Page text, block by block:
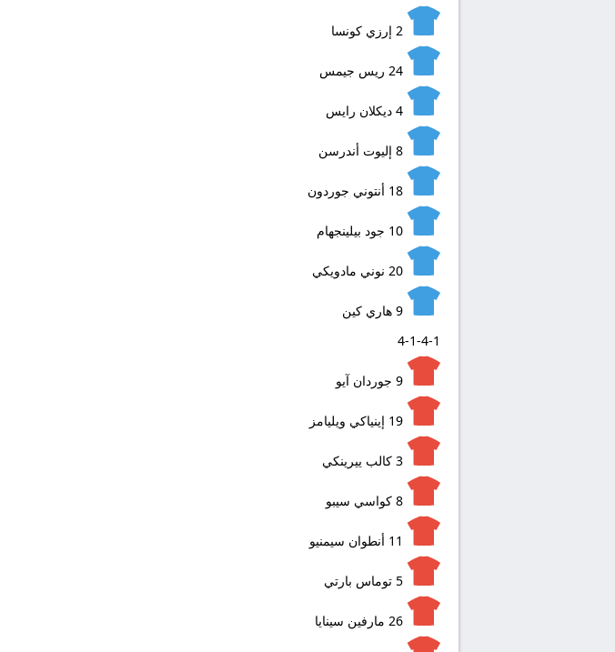
2 إرزي كونسا
24 ريس جيمس
4 ديكلان رايس
8 إليوت أندرسن
18 أنتوني جوردون
10 جود بيلينجهام
20 نوني مادويكي
9 هاري كين
4-1-4-1
9 جوردان آيو
19 إينياكي ويليامز
3 كالب ييرينكي
8 كواسي سيبو
11 أنطوان سيمنيو
5 توماس بارتي
26 مارفين سينايا